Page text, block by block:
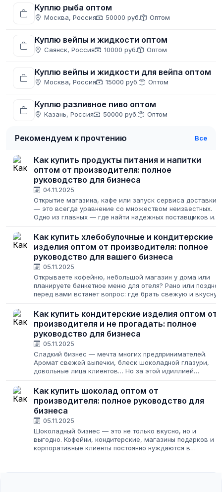
Куплю рыба оптом
Москва, Россия 50000 руб. Оптом
Куплю вейпы и жидкости оптом
Саянск, Россия 10000 руб. Оптом
Куплю вейпы и жидкости для вейпа оптом
Москва, Россия 15000 руб. Оптом
Куплю разливное пиво оптом
Казань, Россия 50000 руб. Оптом
Рекомендуем к прочтению Все
Как купить продукты питания и напитки
оптом от производителя: полное
руководство для бизнеса
04.11.2025
Открытие магазина, кафе или запуск сервиса доставки
— это всегда уравнение со множеством неизвестных.
Одно из главных — где найти надежных поставщиков и
бизнес приносил прибыль....
Как купить хлебобулочные и кондитерские
изделия оптом от производителя: полное
руководство для вашего бизнеса
05.11.2025
Открываете кофейню, небольшой магазин у дома или
планируете банкетное меню для отеля? Рано или поздно
перед вами встанет вопрос: где брать свежую и вкусную
и снова? Ответ прост...
Как купить кондитерские изделия оптом от
производителя и не прогадать: полное
руководство для бизнеса
05.11.2025
Сладкий бизнес — мечта многих предпринимателей.
Аромат свежей выпечки, блеск шоколадной глазури,
довольные лица клиентов… Но за этой идиллией
надежного поставщика, который предложит...
Как купить шоколад оптом от
производителя: полное руководство для
бизнеса
05.11.2025
Шоколадный бизнес — это не только вкусно, но и
выгодно. Кофейни, кондитерские, магазины подарков и
корпоративные клиенты постоянно нуждаются в